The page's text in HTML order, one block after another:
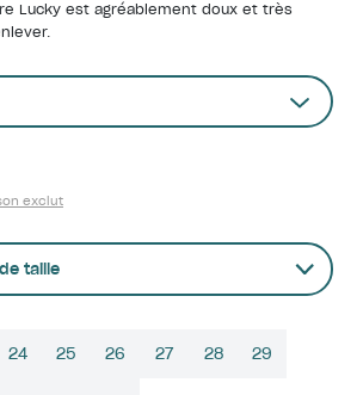
Lucky est agréablement doux et très
exclut
taille
24 25 26 27 28 29